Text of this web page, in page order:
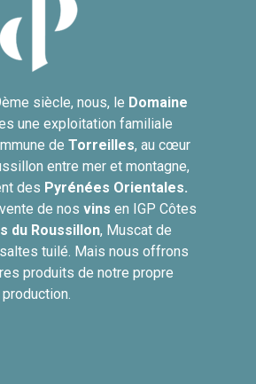
siècle, nous, le Domaine
une exploitation familiale
de Torreilles, au cœur
entre mer et montagne,
des Pyrénées Orientales.
de nos vins en IGP Côtes
du Roussillon, Muscat de
tuilé. Mais nous offrons
produits de notre propre
production.